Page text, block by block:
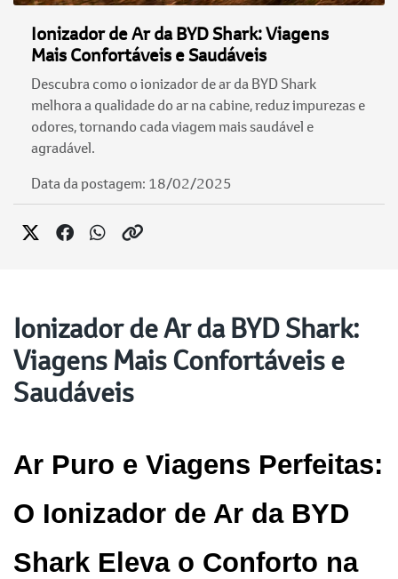
Ionizador de Ar da BYD Shark: Viagens
Mais Confortáveis e Saudáveis
Descubra como o ionizador de ar da BYD Shark
melhora a qualidade do ar na cabine, reduz impurezas e
odores, tornando cada viagem mais saudável e
agradável.
Data da postagem: 18/02/2025
Ionizador de Ar da BYD Shark:
Viagens Mais Confortáveis e
Saudáveis
Ar Puro e Viagens Perfeitas:
O Ionizador de Ar da BYD
Shark Eleva o Conforto na